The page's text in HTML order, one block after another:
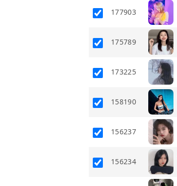
177903
175789
173225
158190
156237
156234